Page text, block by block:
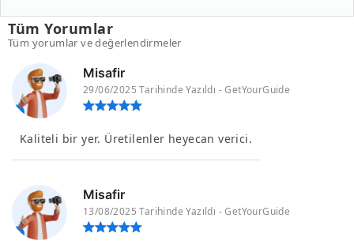
Tüm Yorumlar
Tüm yorumlar ve değerlendirmeler
Misafir
29/06/2025 Tarihinde Yazıldı - GetYourGuide
Kaliteli bir yer. Üretilenler heyecan verici.
Misafir
13/08/2025 Tarihinde Yazıldı - GetYourGuide